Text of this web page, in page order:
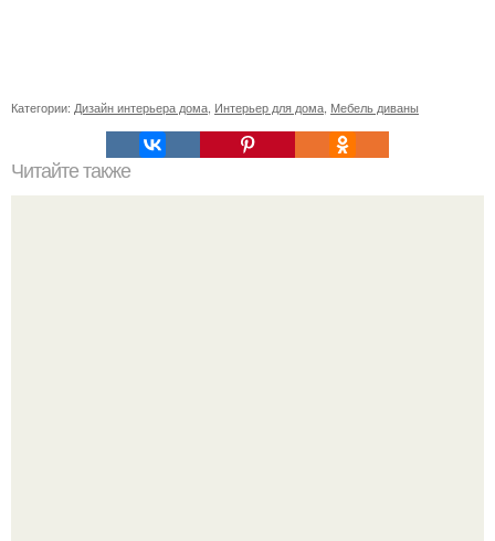
Категории: Дизайн интерьера дома Интерьер для дома Мебель диваны
Читайте также